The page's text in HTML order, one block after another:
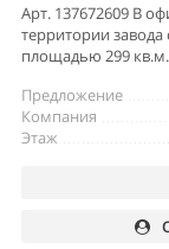
Арт. 137672609 В
территории
площадью 299 кв.м.
Предложение
Компания
Этаж